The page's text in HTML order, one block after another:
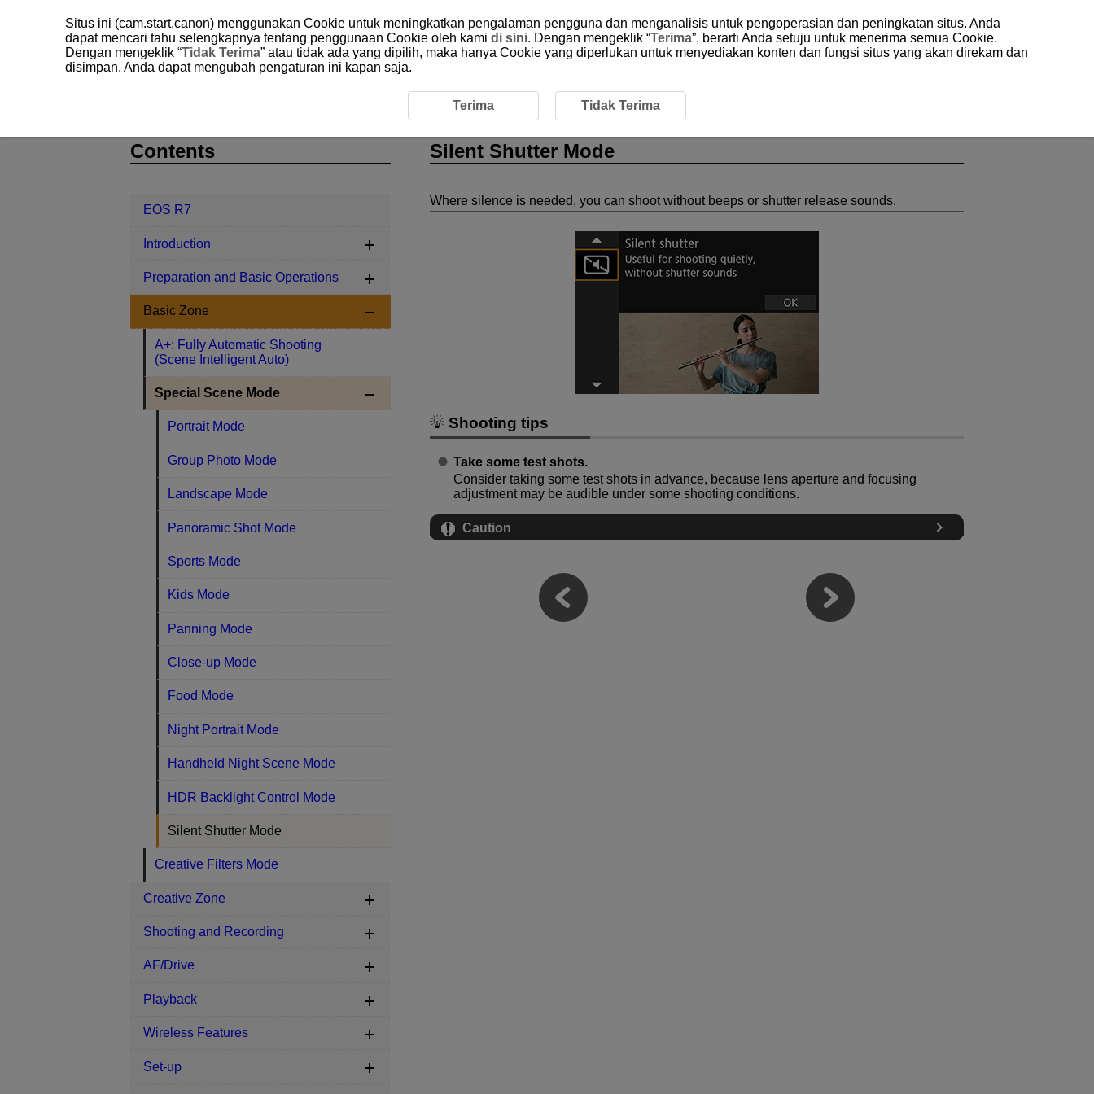
EOS R7 Basic Zone Special Scene Mode
Silent Shutter Mode
Where silence is needed, you can shoot without beeps or shutter release sounds.
Shooting tips
Take some test shots.
Consider taking some test shots in advance, because lens aperture and focusing
adjustment may be audible under some shooting conditions.
Caution
Contents
EOS R7
Introduction
Preparation and Basic Operations
Basic Zone
A+: Fully Automatic Shooting
(Scene Intelligent Auto)
Special Scene Mode
Portrait Mode
Group Photo Mode
Landscape Mode
Panoramic Shot Mode
Sports Mode
Kids Mode
Panning Mode
Close-up Mode
Food Mode
Night Portrait Mode
Handheld Night Scene Mode
HDR Backlight Control Mode
Silent Shutter Mode
Creative Filters Mode
Creative Zone
Shooting and Recording
AF/Drive
Playback
Wireless Features
Set-up
Situs ini (cam.start.canon) menggunakan Cookie untuk meningkatkan pengalaman pengguna dan menganalisis untuk pengoperasian dan peningkatan situs. Anda
dapat mencari tahu selengkapnya tentang penggunaan Cookie oleh kami di sini. Dengan mengeklik “Terima”, berarti Anda setuju untuk menerima semua Cookie.
Dengan mengeklik “Tidak Terima” atau tidak ada yang dipilih, maka hanya Cookie yang diperlukan untuk menyediakan konten dan fungsi situs yang akan direkam dan
disimpan. Anda dapat mengubah pengaturan ini kapan saja.
Terima Tidak Terima